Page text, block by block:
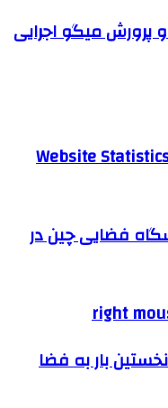
پرورش میگو اجرایی
Website
فضایی چین در
right
بار به فضا